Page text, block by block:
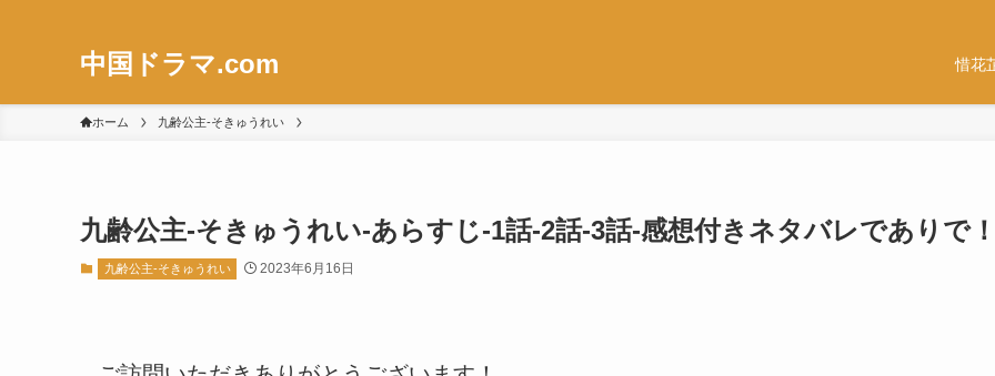
中国ドラマ.com 惜花
ホーム 九齢公主-そきゅうれい
九齢公主-そきゅうれい-あらすじ-1話-2話-3話-感想付きネタバレでありで
九齢公主-そきゅうれい 2023年6月16日